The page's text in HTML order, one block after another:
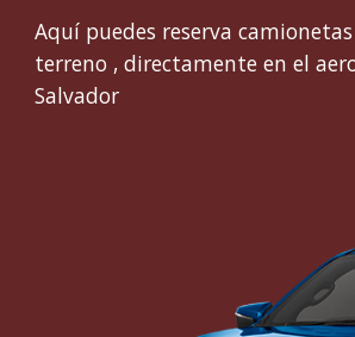
Aquí puedes reserva
terreno , directamente en el
Salvador